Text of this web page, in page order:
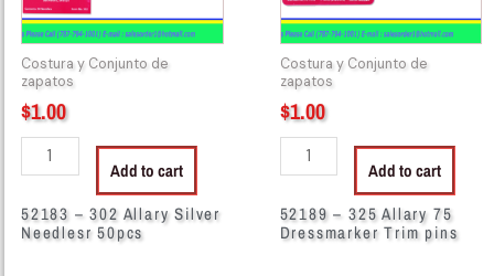
Costura y Conjunto de
zapatos
$1.00
quantity
Add to cart
52183 – 302 Allary Silver
Needlesr 50pcs
Costura y Conjunto de
zapatos
$1.00
pins
quantity
Add to cart
52189 – 325 Allary 75
Dressmarker Trim pins